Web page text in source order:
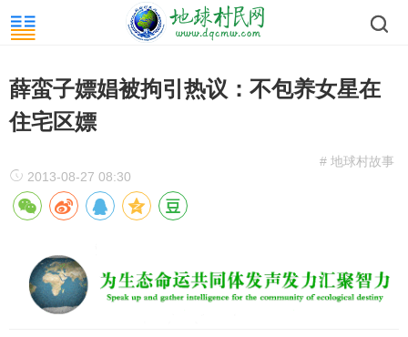
薛蛮子嫖娼被拘引热议：不包养女星在
住宅区嫖
# 地球村故事
2013-08-27 08:30